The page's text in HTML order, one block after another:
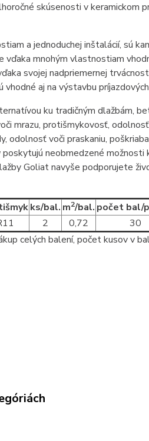
skúsenosti v keramickom
a jednoduchej inštalácií, sú
vďaka mnohým vlastnostiam
svojej nadpriemernej
vhodné aj na výstavbu
ku tradičným dlažbám,
mrazu, protišmykovosť,
odolnosť voči praskaniu,
neobmedzené
Goliat navyše podporujete
ks/bal. m2/bal. počet bal/
2 0,72 30
celých balení, počet kusov v